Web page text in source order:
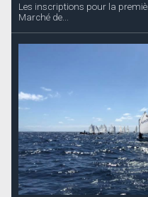
Les inscriptions pour la
Marché de...